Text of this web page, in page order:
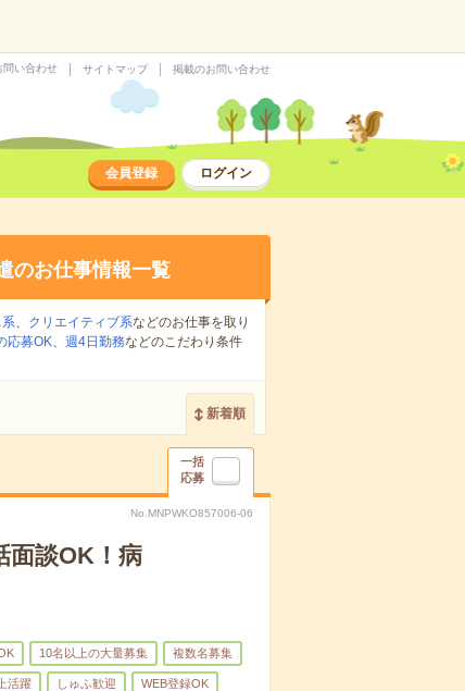
問い合わせ サイトマップ 掲載のお問い合わせ
会員登録 ログイン
のお仕事情報一覧
、 クリエイティブ系などのお仕事を取り
応募OK、 週4日勤務などのこだわり条件
新着順
一括
応募
No.MNPWKO857006-06
面談OK！病
10名以上の大量募集 複数名募集
活躍 しゅふ歓迎 WEB登録OK